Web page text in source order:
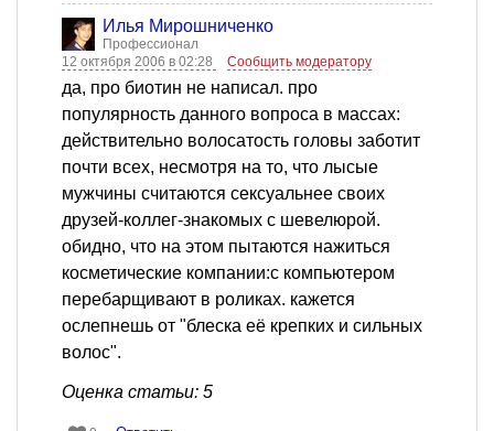
Илья Мирошниченко
Профессионал
12 октября 2006 в 02:28
Сообщить модератору
да, про биотин не написал. про
популярность данного вопроса в массах:
действительно волосатость головы заботит
почти всех, несмотря на то, что лысые
мужчины считаются сексуальнее своих
друзей-коллег-знакомых с шевелюрой.
обидно, что на этом пытаются нажиться
косметические компании:с компьютером
перебарщивают в роликах. кажется
ослепнешь от "блеска её крепких и сильных
волос".
Оценка статьи: 5